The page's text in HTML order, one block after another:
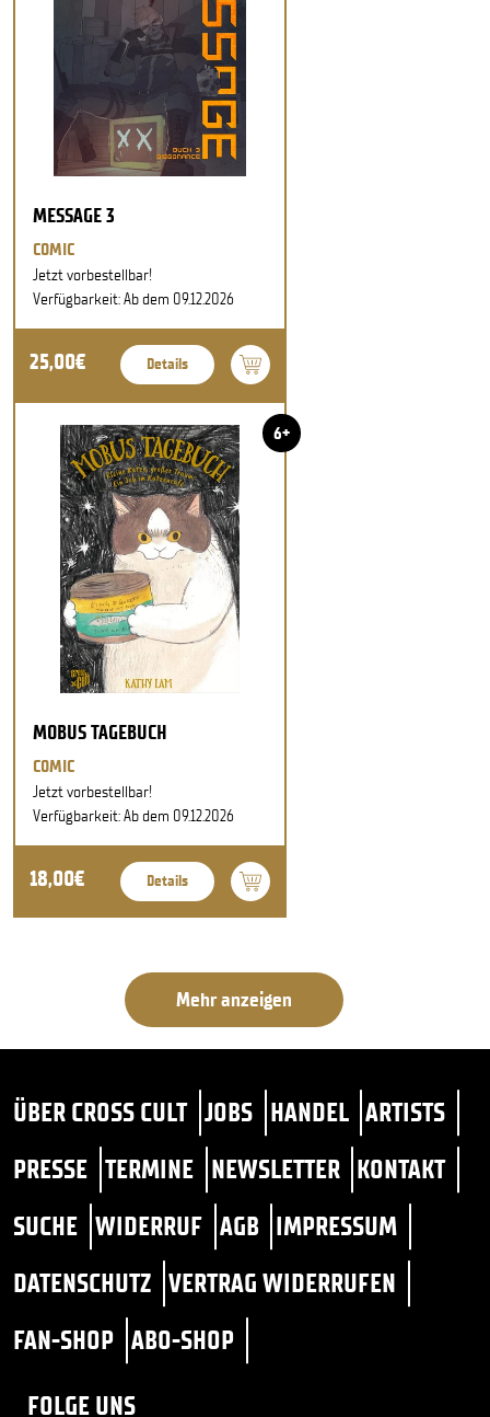
MESSAGE 3
COMIC
Jetzt vorbestellbar!
Verfügbarkeit: Ab dem 09.12.2026
25,00€ Details
6+
MOBUS TAGEBUCH
COMIC
Jetzt vorbestellbar!
Verfügbarkeit: Ab dem 09.12.2026
18,00€ Details
Mehr anzeigen
ÜBER CROSS CULT JOBS HANDEL ARTISTS
PRESSE TERMINE NEWSLETTER KONTAKT
SUCHE WIDERRUF AGB IMPRESSUM
DATENSCHUTZ VERTRAG WIDERRUFEN
FAN-SHOP ABO-SHOP
FOLGE UNS